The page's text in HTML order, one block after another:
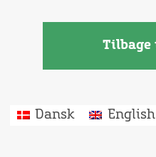
Tilbage
Dansk English